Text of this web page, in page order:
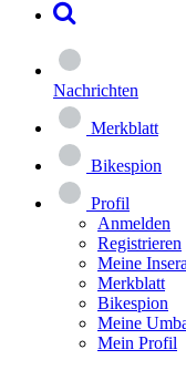
Nachrichten
Merkblatt
Bikespion
Profil
Anmelden
Registrieren
Meine
Merkblatt
Bikespion
Meine
Mein Profil